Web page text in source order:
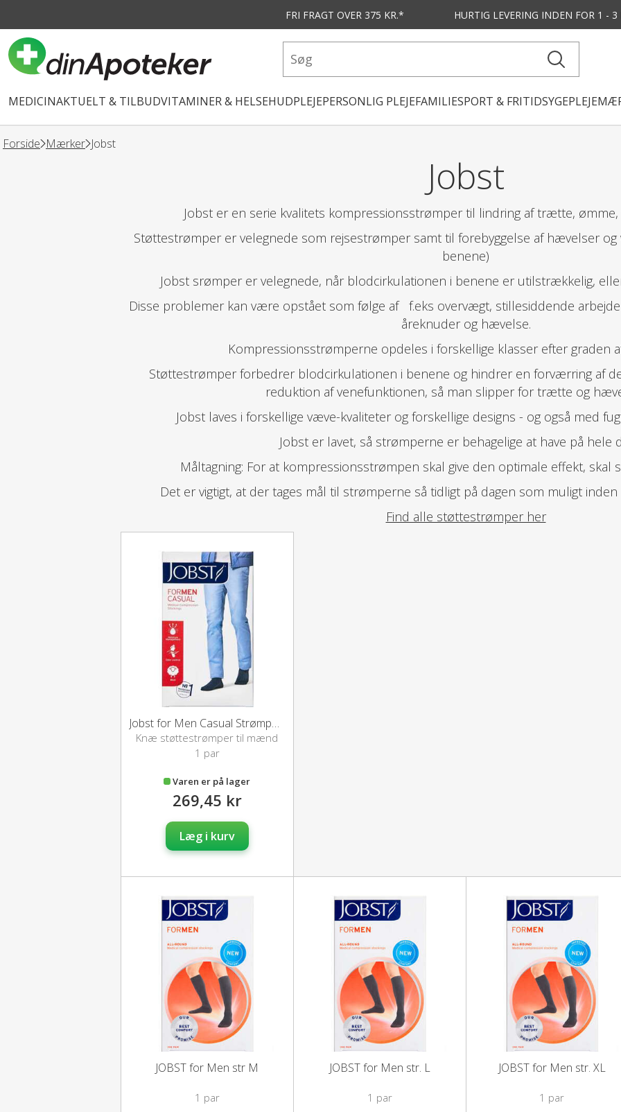
FRI FRAGT OVER 375 KR.* HURTIG LEVERING INDEN FOR 1 - 3
MEDICINAKTUELT & TILBUDVITAMINER & HELSEHUDPLEJEPERSONLIG PLEJEFAMILIESPORT & FRITIDSYGEPLEJE
Forside Mærker Jobst
Jobst
Jobst er en serie kvalitets kompressionsstrømper til lindring af trætte,
Støttestrømper er velegnede som rejsestrømper samt til forebyggelse af hævelser
benene)
Jobst srømper er velegnede, når blodcirkulationen i benene er utilstrækkelig,
Disse problemer kan være opstået som følge af f.eks overvægt, stillesiddende
åreknuder og hævelse.
Kompressionsstrømperne opdeles i forskellige klasser efter graden
Støttestrømper forbedrer blodcirkulationen i benene og hindrer en forværring af
reduktion af venefunktionen, så man slipper for trætte og
Jobst laves i forskellige væve-kvaliteter og forskellige designs - og også med
Jobst er lavet, så strømperne er behagelige at have på hele
Måltagning: For at kompressionsstrømpen skal give den optimale effekt,
Det er vigtigt, at der tages mål til strømperne så tidligt på dagen som muligt
Find alle støttestrømper her
Jobst for Men Casual Strømper (S)
Knæ støttestrømper til mænd
1 par
Varen er på lager
269,45 kr
Læg i kurv
JOBST for Men str M
1 par
JOBST for Men str. L
1 par
JOBST for Men str. XL
1 par